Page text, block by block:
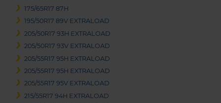
175/65R17 87H
195/50R17 89V EXTRALOAD
205/50R17 93H EXTRALOAD
205/50R17 93V EXTRALOAD
205/55R17 95H EXTRALOAD
205/55R17 95H EXTRALOAD
205/55R17 95V EXTRALOAD
215/55R17 94H EXTRALOAD